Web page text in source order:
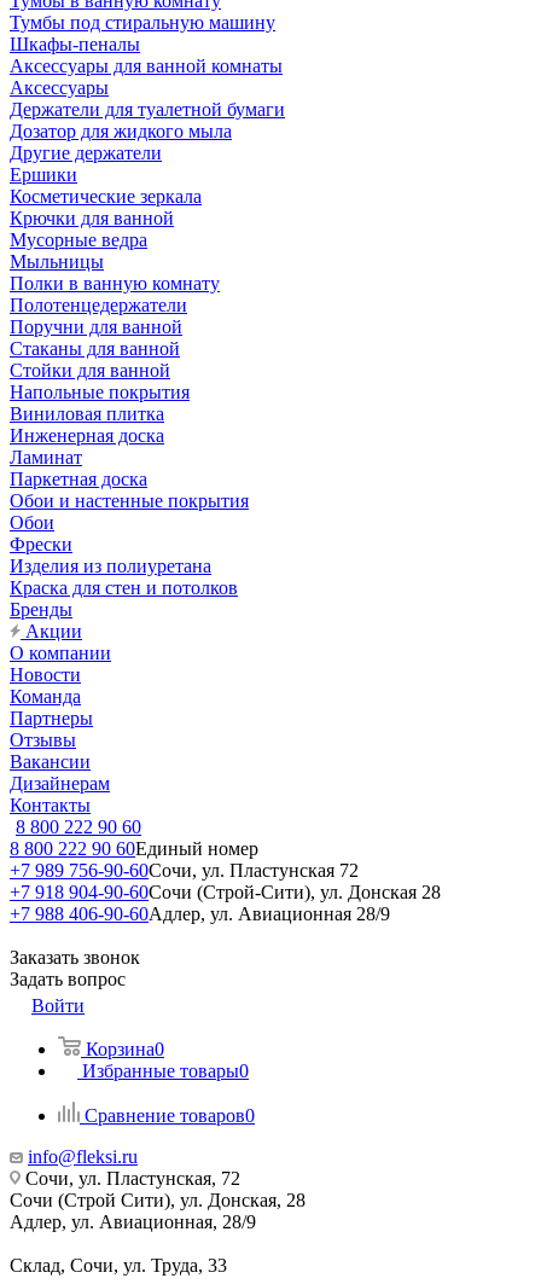
Тумбы под стиральную машину
Шкафы-пеналы
Аксессуары для ванной комнаты
Аксессуары
Держатели для туалетной бумаги
Дозатор для жидкого мыла
Другие держатели
Ершики
Косметические зеркала
Крючки для ванной
Мусорные ведра
Мыльницы
Полки в ванную комнату
Полотенцедержатели
Поручни для ванной
Стаканы для ванной
Стойки для ванной
Напольные покрытия
Виниловая плитка
Инженерная доска
Ламинат
Паркетная доска
Обои и настенные покрытия
Обои
Фрески
Изделия из полиуретана
Краска для стен и потолков
Бренды
Акции
О компании
Новости
Команда
Партнеры
Отзывы
Вакансии
Дизайнерам
Контакты
8 800 222 90 60
8 800 222 90 60Единый номер
+7 989 756-90-60Сочи, ул. Пластунская 72
+7 918 904-90-60Сочи (Строй-Сити), ул. Донская 28
+7 988 406-90-60Адлер, ул. Авиационная 28/9
Заказать звонок
Задать вопрос
Войти
Корзина0
Избранные товары0
Сравнение товаров0
info@fleksi.ru
Сочи, ул. Пластунская, 72
Сочи (Строй Сити), ул. Донская, 28
Адлер, ул. Авиационная, 28/9
Склад, Сочи, ул. Труда, 33